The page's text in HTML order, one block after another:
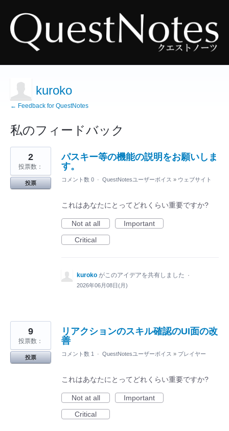
kuroko
← Feedback for QuestNotes
私のフィードバック
6
っ
た
パスキー等の機能の説明をお願いしま
す。
2
投票数：
投票
コメント数 0 · QuestNotesユーザーボイス » ウェブサイト
これはあなたにとってどれくらい重要ですか?
Not at all
Important
Critical
kuroko がこのアイデアを共有しました ·
2026年06月08日(月)
リアクションのスキル確認のUI面の改
善
9
投票数：
投票
コメント数 1 · QuestNotesユーザーボイス » プレイヤー
これはあなたにとってどれくらい重要ですか?
Not at all
Important
Critical